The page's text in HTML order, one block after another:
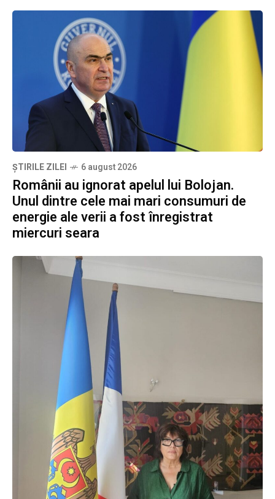
ȘTIRILE ZILEI 6 august 2026
Românii au ignorat apelul lui Bolojan.
Unul dintre cele mai mari consumuri de
energie ale verii a fost înregistrat
miercuri seara